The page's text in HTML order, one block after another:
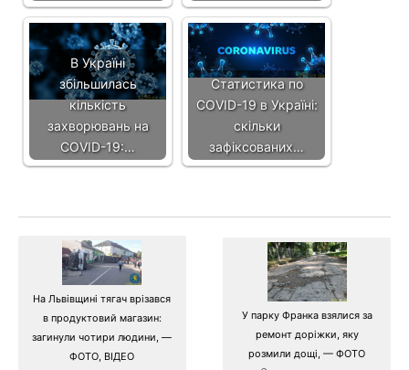
В Україні
збільшилась
кількість
захворювань на
COVID-19:…
Статистика по
COVID-19 в Україні:
скільки
зафіксованих…
На Львівщині тягач врізався
в продуктовий магазин:
загинули чотири людини, —
ФОТО, ВІДЕО
У парку Франка взялися за
ремонт доріжки, яку
розмили дощі, — ФОТО